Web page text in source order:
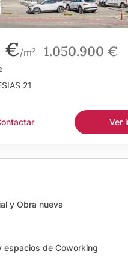
€/m² 1.050.900 €
21
Ver
y Obra nueva
espacios de Coworking